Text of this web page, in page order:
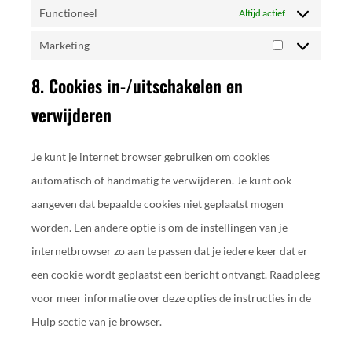
Functioneel Altijd actief
Marketing
8. Cookies in-/uitschakelen en
verwijderen
Je kunt je internet browser gebruiken om cookies
automatisch of handmatig te verwijderen. Je kunt ook
aangeven dat bepaalde cookies niet geplaatst mogen
worden. Een andere optie is om de instellingen van je
internetbrowser zo aan te passen dat je iedere keer dat er
een cookie wordt geplaatst een bericht ontvangt. Raadpleeg
voor meer informatie over deze opties de instructies in de
Hulp sectie van je browser.